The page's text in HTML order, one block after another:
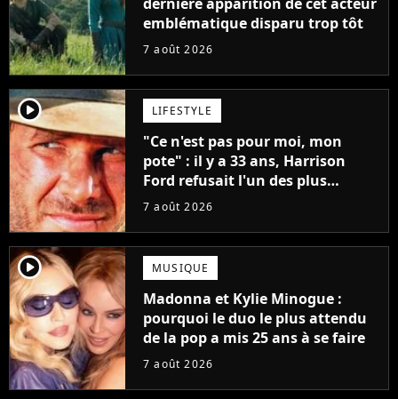
emblématique disparu trop tôt
7 août 2026
player2 LIFESTYLE
"Ce n'est pas pour moi, mon
pote" : il y a 33 ans, Harrison
Ford refusait l'un des plus
grands succès de tous les temps
7 août 2026
player2 MUSIQUE
Madonna et Kylie Minogue :
pourquoi le duo le plus attendu
de la pop a mis 25 ans à se faire
7 août 2026